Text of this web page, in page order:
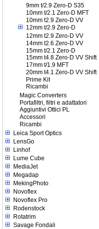
9mm t/2.9 Zero-D S35
10mm t/2.1 Zero-D MFT
10mm t2.9 Zero-D VV
12mm t/2.9 Zero-D
12mm t2.9 Zero-D VV
14mm t2.6 Zero-D VV
15mm t/2.1 Zero-D
15mm t4.8 Zero-D VV Shift
17mm t/1.9 MFT
20mm t4.1 Zero-D VV Shift
Prime Kit
Ricambi
Magic Converters
Portafiltri, filtri e adattatori
Aggiuntivi Ottici PL
Accessori
Ricambi
Leica Sport Optics
LensGo
Linhof
Lume Cube
MediaJet
Megadap
MekingPhoto
Novoflex
Novoflex Pro
Rodenstock
Rotatrim
Savage Fondali